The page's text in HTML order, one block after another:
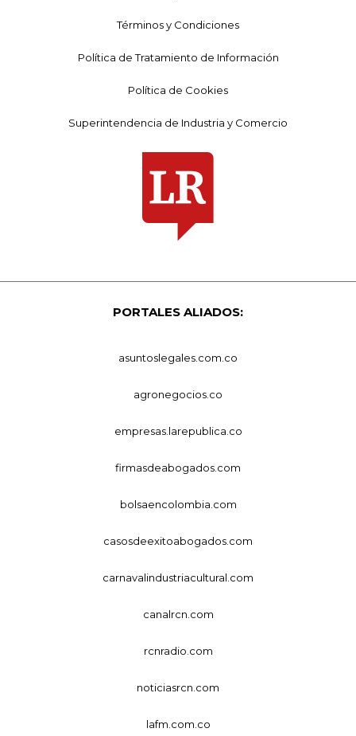
Términos y Condiciones
Política de Tratamiento de Información
Política de Cookies
Superintendencia de Industria y Comercio
PORTALES ALIADOS:
asuntoslegales.com.co
agronegocios.co
empresas.larepublica.co
firmasdeabogados.com
bolsaencolombia.com
casosdeexitoabogados.com
carnavalindustriacultural.com
canalrcn.com
rcnradio.com
noticiasrcn.com
lafm.com.co